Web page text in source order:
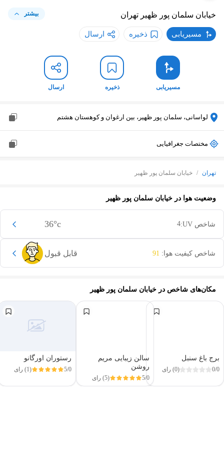
خیابان سلمان پور ظهیر تهران بیشتر
مسیریابی ذخیره ارسال
مسیریابی ذخیره ارسال
لواسانی، سلمان پور ظهیر، بین ارغوان و کوهستان هشتم
مختصات جغرافیایی
تهران / خیابان سلمان پور ظهیر
وضعیت هوا در خیابان سلمان پور ظهیر
36°c شاخص UV: 4
قابل قبول شاخص کیفیت هوا: 91
مکان‌های شاخص در خیابان سلمان پور ظهیر
برج باغ سنبل
0/0 (0) رای
سالن زیبایی مریم
روشن
5/0 (5) رای
رستوران اورگانو
5/0 (1) رای